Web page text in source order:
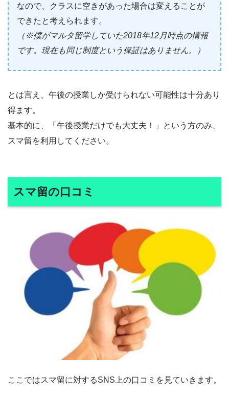
なので、クラスに空きがあった場合は変えることが
できたと考えられます。
（※僕がマルタ留学していた2018年12月時点の情報
です。現在も同じ制度という保証はありません。）
とは言え、午後の授業しか受けられない可能性は十分あり
得ます。
基本的に、「午後授業だけでも大丈夫！」という方のみ、
スマ留を利用してください。
スマ留の口コミ
ここではスマ留に対するSNS上の口コミを見ていきます。